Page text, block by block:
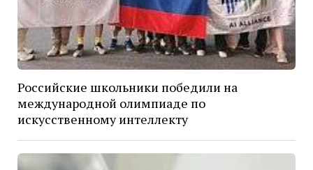
Российские школьники победили на
международной олимпиаде по
искусственному интеллекту